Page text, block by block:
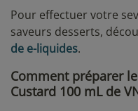
Pour effectuer votre
saveurs desserts,
de e-liquides.
Comment préparer
Custard 100 mL de